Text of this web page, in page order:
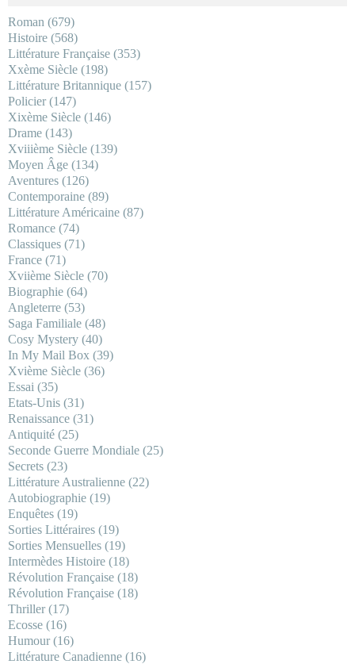
Roman (679)
Histoire (568)
Littérature Française (353)
Xxème Siècle (198)
Littérature Britannique (157)
Policier(147)
Xixème Siècle (146)
Drame (143)
Xviiième Siècle (139)
Moyen Âge (134)
Aventures (126)
Contemporaine (89)
Littérature Américaine (87)
Romance (74)
Classiques (71)
France (71)
Xviième Siècle (70)
Biographie (64)
Angleterre (53)
Saga Familiale (48)
Cosy Mystery (40)
In My Mail Box (39)
Xvième Siècle (36)
Essai (35)
Etats-Unis (31)
Renaissance (31)
Antiquité (25)
Seconde Guerre Mondiale (25)
Secrets (23)
Littérature Australienne (22)
Autobiographie (19)
Enquêtes (19)
Sorties Littéraires (19)
Sorties Mensuelles (19)
Intermèdes Histoire (18)
Révolution Française (18)
Révolution Française (18)
Thriller(17)
Ecosse (16)
Humour(16)
Littérature Canadienne (16)